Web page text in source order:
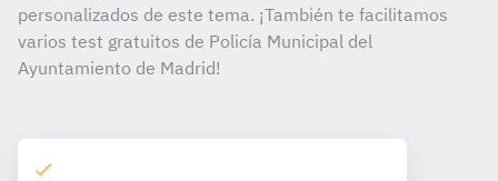
personalizados de este tema. ¡También te facilitamos
varios test gratuitos de Policía Municipal del
Ayuntamiento de Madrid!